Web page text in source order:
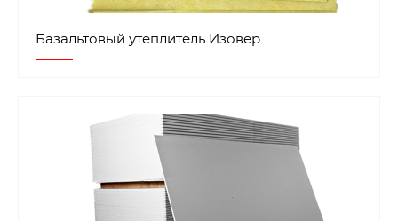
Базальтовый утеплитель Изовер